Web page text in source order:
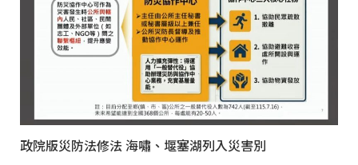
政院版災防法修法 海嘯、堰塞湖列入災害別